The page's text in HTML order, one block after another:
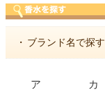
・ ブランド名で探す
ア カ